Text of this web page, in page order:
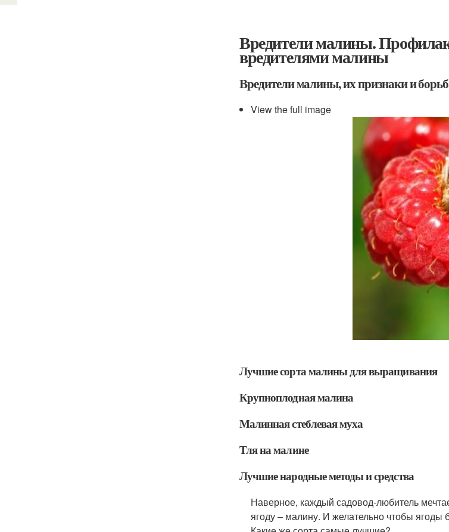
Вредители малины.
вредителями малины
Вредители малины, их признаки и
View the full image
Лучшие сорта малины для выращивания
Крупноплодная малина
Малинная стеблевая муха
Тля на малине
Лучшие народные методы и средства
Наверное, каждый садовод-любитель
ягоду – малину. И желательно чтобы